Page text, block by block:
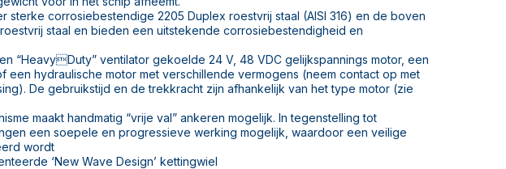
sterke corrosiebestendige 2205 Duplex roestvrij staal (AISI 316) en de boven
staal en bieden een uitstekende corrosiebestendigheid en
“HeavyDuty” ventilator gekoelde 24 V, 48 VDC gelijkspannings motor, een
een hydraulische motor met verschillende vermogens (neem contact op met
De gebruikstijd en de trekkracht zijn afhankelijk van het type motor (zie
maakt handmatig “vrije val” ankeren mogelijk. In tegenstelling tot
een soepele en progressieve werking mogelijk, waardoor een veilige
wordt
‘New Wave Design’ kettingwiel